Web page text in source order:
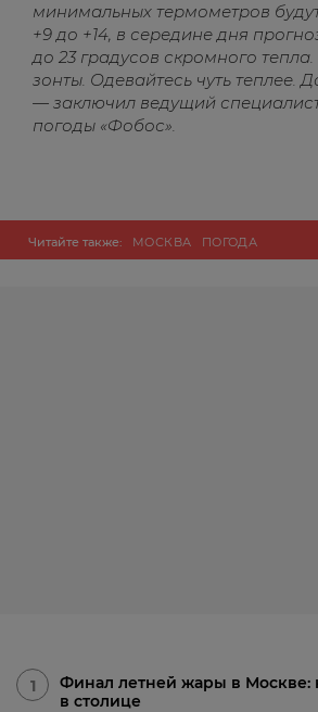
минимальных термометров
+9 до +14, в середине дня
до 23 градусов скромного
зонты. Одевайтесь чуть теплее.
— заключил ведущий
погоды «Фобос».
Читайте также: МОСКВА ПОГОДА
1
Финал летней жары в Москве:
в столице